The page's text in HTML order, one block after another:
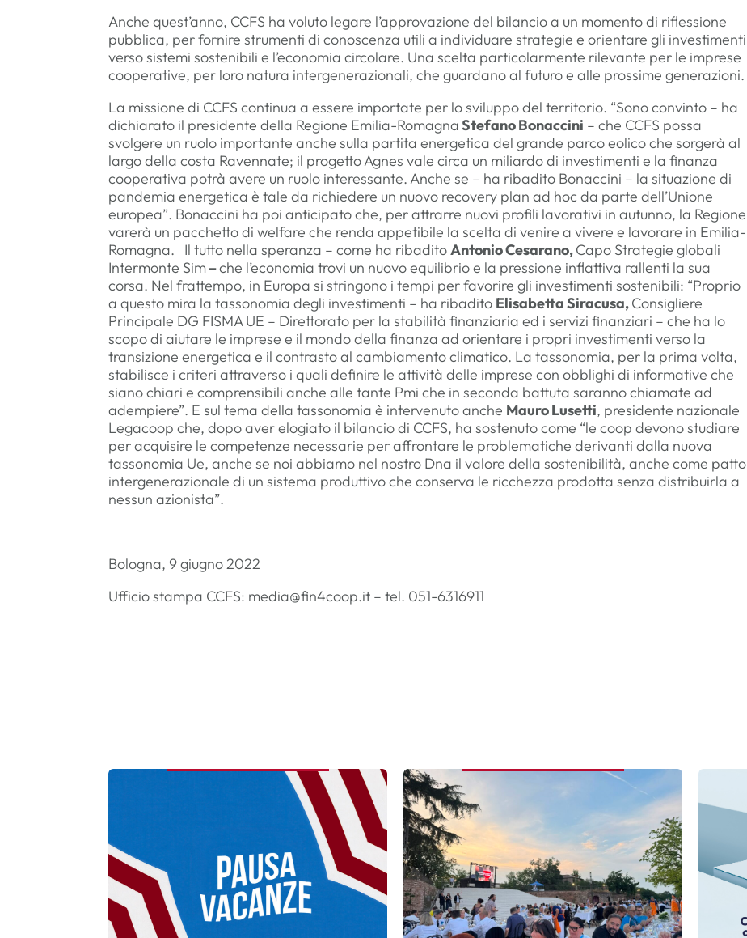
Anche quest’anno, CCFS ha voluto legare l’approvazione del bilancio a un momento di riflessione
pubblica, per fornire strumenti di conoscenza utili a individuare strategie e orientare gli investimenti
verso sistemi sostenibili e l’economia circolare. Una scelta particolarmente rilevante per le imprese
cooperative, per loro natura intergenerazionali, che guardano al futuro e alle prossime generazioni.
La missione di CCFS continua a essere importate per lo sviluppo del territorio. “Sono convinto – ha
dichiarato il presidente della Regione Emilia-RomagnaStefano Bonaccini – che CCFS possa
svolgere un ruolo importante anche sulla partita energetica del grande parco eolico che sorgerà al
largo della costa Ravennate; il progetto Agnes vale circa un miliardo di investimenti e la finanza
cooperativa potrà avere un ruolo interessante. Anche se – ha ribadito Bonaccini – la situazione di
pandemia energetica è tale da richiedere un nuovo recovery plan ad hoc da parte dell’Unione
europea”. Bonaccini ha poi anticipato che, per attrarre nuovi profili lavorativi in autunno, la Regione
varerà un pacchetto di welfare che renda appetibile la scelta di venire a vivere e lavorare in Emilia-
Romagna. Il tutto nella speranza – come ha ribaditoAntonio Cesarano,Capo Strategie globali
Intermonte Sim–che l’economia trovi un nuovo equilibrio e la pressione inflattiva rallenti la sua
corsa. Nel frattempo, in Europa si stringono i tempi per favorire gli investimenti sostenibili: “Proprio
a questo mira la tassonomia degli investimenti – ha ribadito Elisabetta Siracusa,Consigliere
Principale DG FISMA UE – Direttorato per la stabilità finanziaria ed i servizi finanziari – che ha lo
scopo di aiutare le imprese e il mondo della finanza ad orientare i propri investimenti verso la
transizione energetica e il contrasto al cambiamento climatico. La tassonomia, per la prima volta,
stabilisce i criteri attraverso i quali definire le attività delle imprese con obblighi di informative che
siano chiari e comprensibili anche alle tante Pmi che in seconda battuta saranno chiamate ad
adempiere”. E sul tema della tassonomia è intervenuto anche Mauro Lusetti, presidente nazionale
Legacoop che, dopo aver elogiato il bilancio di CCFS, ha sostenuto come “le coop devono studiare
per acquisire le competenze necessarie per affrontare le problematiche derivanti dalla nuova
tassonomia Ue, anche se noi abbiamo nel nostro Dna il valore della sostenibilità, anche come patto
intergenerazionale di un sistema produttivo che conserva le ricchezza prodotta senza distribuirla a
nessun azionista”.
Bologna, 9 giugno 2022
Ufficio stampa CCFS: media@fin4coop.it – tel. 051-6316911